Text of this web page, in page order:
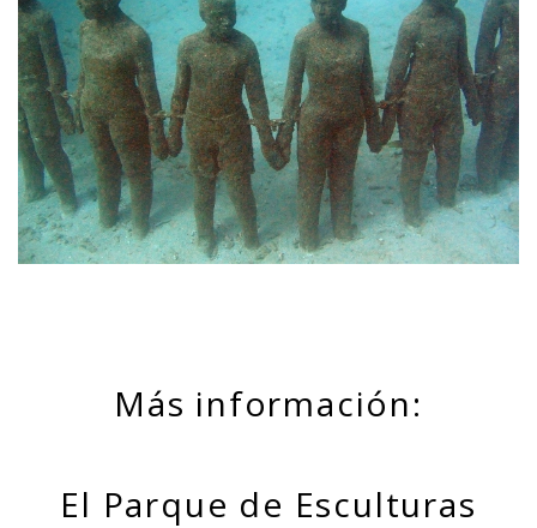
Más información:
El Parque de Esculturas